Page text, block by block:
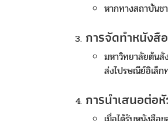
หากทางสถาบันช
การจัดทำหนังสื
มหาวิทยาลัยต้นสั
ส่งไปรษณีย์อิเล็
การนำเสนอต่อ